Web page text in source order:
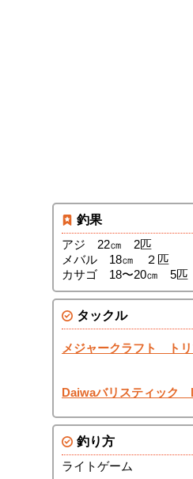
釣果
アジ 22㎝ 2匹
メバル 18㎝ ２匹
カサゴ 18〜20㎝ 5匹
タックル
メジャークラフト ト
Daiwaバリスティック
釣り方
ライトゲーム